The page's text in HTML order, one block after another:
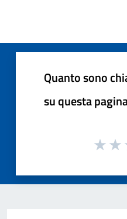
Quanto sono
su questa